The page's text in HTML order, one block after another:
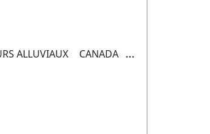
ALLUVIAUX CANADA ...